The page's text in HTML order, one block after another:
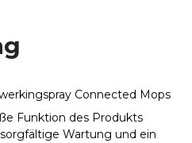
Connected Mops
Funktion des Produkts
Wartung und ein